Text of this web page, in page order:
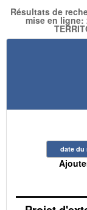
Résultats de
mise en ligne:
date du